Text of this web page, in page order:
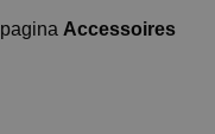
Accessoires